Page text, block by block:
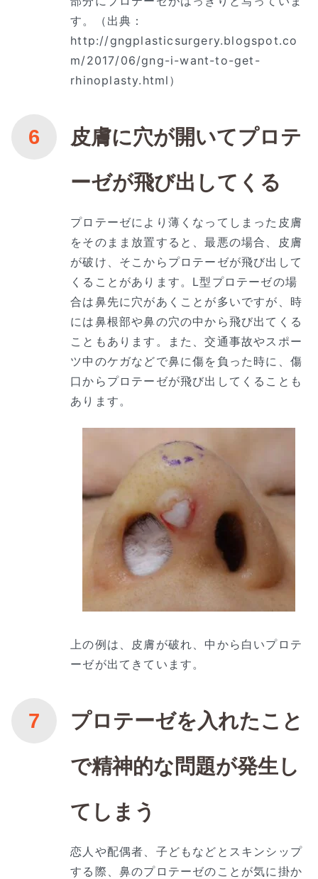
す。（出典：
http://gngplasticsurgery.blogspot.co
m/2017/06/gng-i-want-to-get-
rhinoplasty.html）
皮膚に穴が開いてプロテ
ーゼが飛び出してくる
プロテーゼにより薄くなってしまった皮膚
をそのまま放置すると、最悪の場合、皮膚
が破け、そこからプロテーゼが飛び出して
くることがあります。L型プロテーゼの場
合は鼻先に穴があくことが多いですが、時
には鼻根部や鼻の穴の中から飛び出てくる
こともあります。また、交通事故やスポー
ツ中のケガなどで鼻に傷を負った時に、傷
口からプロテーゼが飛び出してくることも
あります。
上の例は、皮膚が破れ、中から白いプロテ
ーゼが出てきています。
プロテーゼを入れたこと
で精神的な問題が発生し
てしまう
恋人や配偶者、子どもなどとスキンシップ
する際、鼻のプロテーゼのことが気に掛か